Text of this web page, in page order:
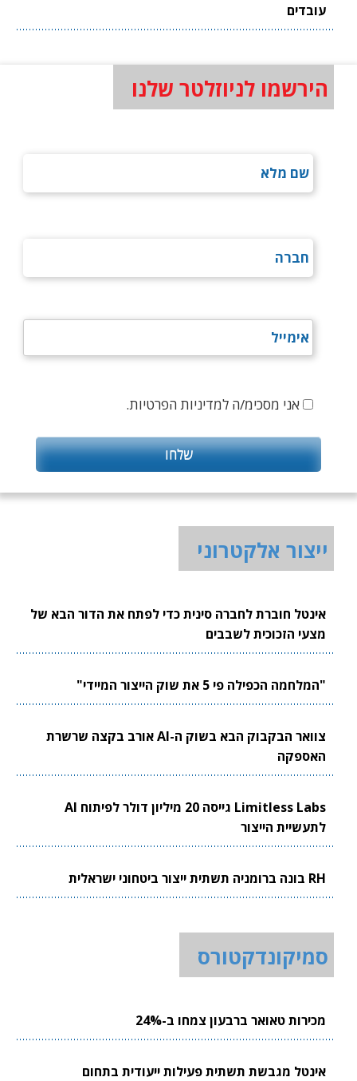
עובדים
הירשמו לניוזלטר שלנו
אני מסכימ/ה למדיניות הפרטיות.
ייצור אלקטרוני
אינטל חוברת לחברה סינית כדי לפתח את הדור הבא של
מצעי הזכוכית לשבבים
"המלחמה הכפילה פי 5 את שוק הייצור המיידי"
צוואר הבקבוק הבא בשוק ה-AI אורב בקצה שרשרת
האספקה
Limitless Labs גייסה 20 מיליון דולר לפיתוח AI
לתעשיית הייצור
RH בונה ברומניה תשתית ייצור ביטחוני ישראלית
סמיקונדקטורס
מכירות טאואר ברבעון צמחו ב-24%
אינטל מגבשת תשתית פעילות ייעודית בתחום